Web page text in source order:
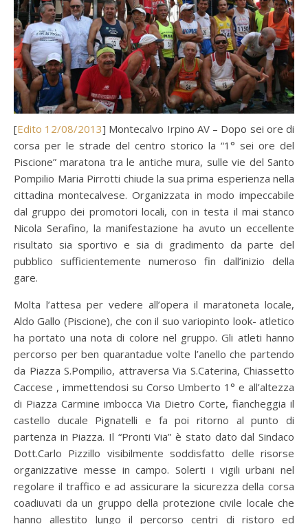
[ Edito 12/08/2013] Montecalvo Irpino AV – Dopo sei ore di
corsa per le strade del centro storico la “1° sei ore del
Piscione” maratona tra le antiche mura, sulle vie del Santo
Pompilio Maria Pirrotti chiude la sua prima esperienza nella
cittadina montecalvese. Organizzata in modo impeccabile
dal gruppo dei promotori locali, con in testa il mai stanco
Nicola Serafino, la manifestazione ha avuto un eccellente
risultato sia sportivo e sia di gradimento da parte del
pubblico sufficientemente numeroso fin dall’inizio della
gare.
Molta l’attesa per vedere all’opera il maratoneta locale,
Aldo Gallo (Piscione), che con il suo variopinto look- atletico
ha portato una nota di colore nel gruppo. Gli atleti hanno
percorso per ben quarantadue volte l’anello che partendo
da Piazza S.Pompilio, attraversa Via S.Caterina, Chiassetto
Caccese , immettendosi su Corso Umberto 1° e all’altezza
di Piazza Carmine imbocca Via Dietro Corte, fiancheggia il
castello ducale Pignatelli e fa poi ritorno al punto di
partenza in Piazza. Il “Pronti Via” è stato dato dal Sindaco
Dott.Carlo Pizzillo visibilmente soddisfatto delle risorse
organizzative messe in campo. Solerti i vigili urbani nel
regolare il traffico e ad assicurare la sicurezza della corsa
coadiuvati da un gruppo della protezione civile locale che
hanno allestito lungo il percorso centri di ristoro ed